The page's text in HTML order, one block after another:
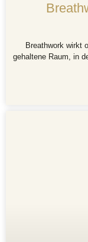
Breathwork wirkt
gehaltene Raum, in